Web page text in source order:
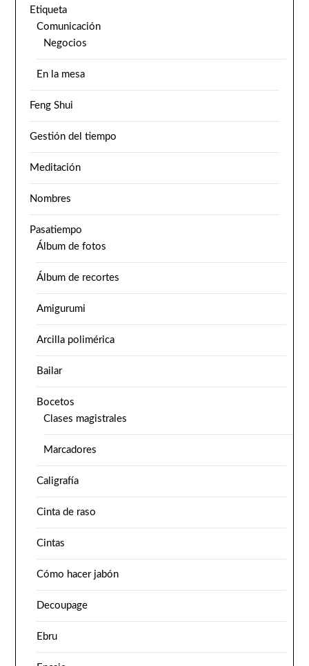
Etiqueta
Comunicación
Negocios
En la mesa
Feng Shui
Gestión del tiempo
Meditación
Nombres
Pasatiempo
Álbum de fotos
Álbum de recortes
Amigurumi
Arcilla polimérica
Bailar
Bocetos
Clases magistrales
Marcadores
Caligrafía
Cinta de raso
Cintas
Cómo hacer jabón
Decoupage
Ebru